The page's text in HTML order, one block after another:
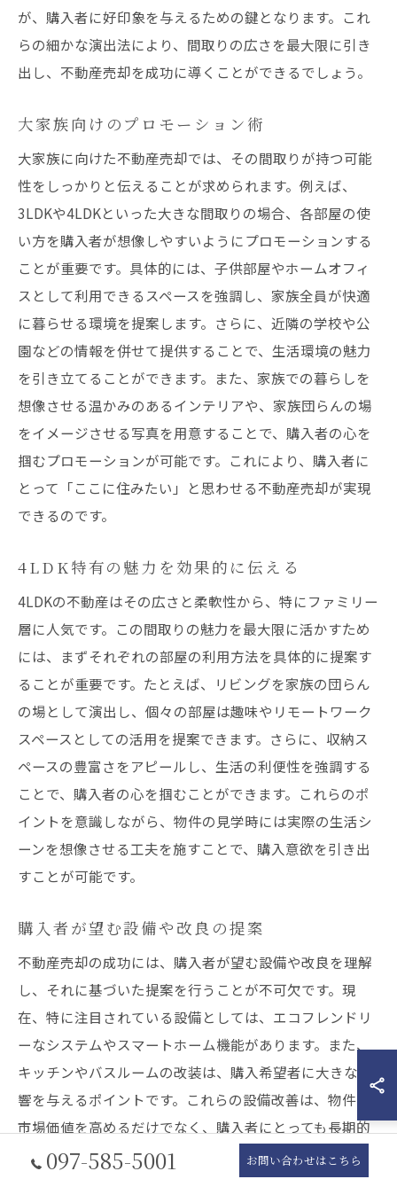
が、購入者に好印象を与えるための鍵となります。これ
らの細かな演出法により、間取りの広さを最大限に引き
出し、不動産売却を成功に導くことができるでしょう。
大家族向けのプロモーション術
大家族に向けた不動産売却では、その間取りが持つ可能
性をしっかりと伝えることが求められます。例えば、
3LDKや4LDKといった大きな間取りの場合、各部屋の使
い方を購入者が想像しやすいようにプロモーションする
ことが重要です。具体的には、子供部屋やホームオフィ
スとして利用できるスペースを強調し、家族全員が快適
に暮らせる環境を提案します。さらに、近隣の学校や公
園などの情報を併せて提供することで、生活環境の魅力
を引き立てることができます。また、家族での暮らしを
想像させる温かみのあるインテリアや、家族団らんの場
をイメージさせる写真を用意することで、購入者の心を
掴むプロモーションが可能です。これにより、購入者に
とって「ここに住みたい」と思わせる不動産売却が実現
できるのです。
4LDK特有の魅力を効果的に伝える
4LDKの不動産はその広さと柔軟性から、特にファミリー
層に人気です。この間取りの魅力を最大限に活かすため
には、まずそれぞれの部屋の利用方法を具体的に提案す
ることが重要です。たとえば、リビングを家族の団らん
の場として演出し、個々の部屋は趣味やリモートワーク
スペースとしての活用を提案できます。さらに、収納ス
ペースの豊富さをアピールし、生活の利便性を強調する
ことで、購入者の心を掴むことができます。これらのポ
イントを意識しながら、物件の見学時には実際の生活シ
ーンを想像させる工夫を施すことで、購入意欲を引き出
すことが可能です。
購入者が望む設備や改良の提案
不動産売却の成功には、購入者が望む設備や改良を理解
し、それに基づいた提案を行うことが不可欠です。現
在、特に注目されている設備としては、エコフレンドリ
ーなシステムやスマートホーム機能があります。また、
キッチンやバスルームの改装は、購入希望者に大きな影
響を与えるポイントです。これらの設備改善は、物件の
市場価値を高めるだけでなく、購入者にとっても長期的
なメリットを提供します。本記事では、具体的な設備提
案とその効果を詳しく解説し、不動産売却の際にどのよ
097-585-5001 お問い合わせはこちら